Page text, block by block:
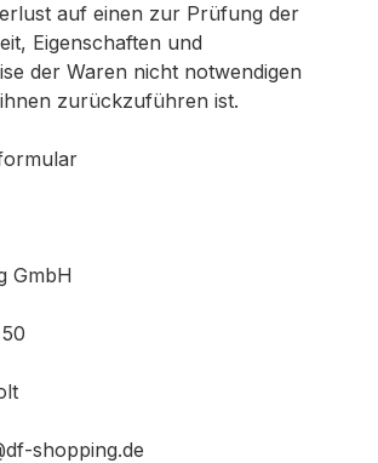
auf einen zur Prüfung der
Eigenschaften und
der Waren nicht notwendigen
zurückzuführen ist.
GmbH
shopping.de